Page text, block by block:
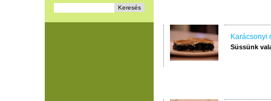
Karácsonyi
Süssünk